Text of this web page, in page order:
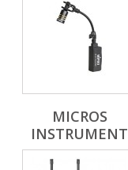
MICROS
INSTRUMENT